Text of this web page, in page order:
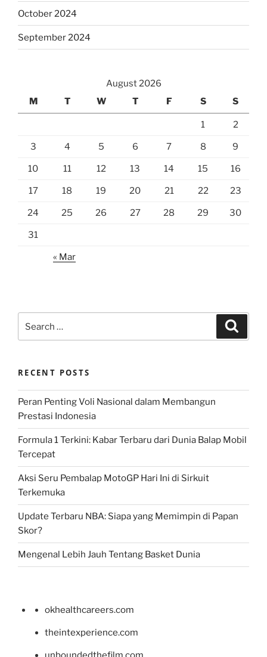
October 2024
September 2024
August 2026
M
T W T F S S
1 2
3 4 5 6 7 8 9
10 11 12 13 14 15 16
17 18 19 20 21 22 23
24 25 26 27 28 29 30
31
« Mar
for:
RECENT POSTS
Peran Penting Voli Nasional dalam Membangun
Prestasi Indonesia
Formula 1 Terkini: Kabar Terbaru dari Dunia Balap Mobil
Tercepat
Aksi Seru Pembalap MotoGP Hari Ini di Sirkuit
Terkemuka
Update Terbaru NBA: Siapa yang Memimpin di Papan
Skor?
Mengenal Lebih Jauh Tentang Basket Dunia
okhealthcareers.com
theintexperience.com